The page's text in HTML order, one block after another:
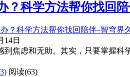
？科学方法帮你找回
14日
到焦虑和无助。其实，只要掌握
阅读(63)